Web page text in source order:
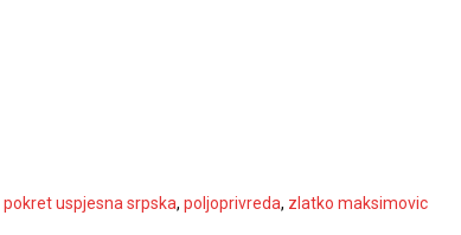
pokret uspjesna srpska, poljoprivreda, zlatko maksimovic